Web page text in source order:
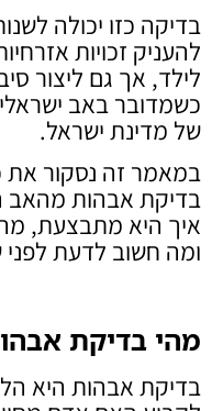
בדיקה כזו יכולה
להעניק זכויות
לילד, אך גם ליצור
כשמדובר באב
של מדינת ישראל.
במאמר זה נסקור
בדיקת אבהות מהאב
איך היא מתבצעת,
ומה חשוב לדעת לפני
מהי בדיקת
בדיקת אבהות היא